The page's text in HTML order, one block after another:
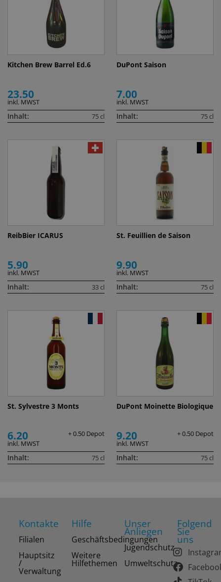
Kitchen Brew Barrel Ed.6
23.50
inkl. MWST
Inhalt: 75 cl
DuPont Saison
7.00
inkl. MWST
Inhalt: 75 cl
ReibBier ICARUS
5.90
inkl. MWST
Inhalt: 33 cl
St. Feuillien de Saison
9.90
inkl. MWST
Inhalt: 75 cl
St. Sylvestre 3 Monts
6.20
+ 0.50 Depot
inkl. MWST
Inhalt: 75 cl
DuPont Moinette Biologique
9.20
+ 0.50 Depot
inkl. MWST
Inhalt: 75 cl
Kontakte
Filialen
Hauptsitz
/
Verwaltung
Hilfe
Geschäftsbedingungen
Weitere
Hilfethemen
Unser
Anliegen
Jugendschutz
Umweltschutz
Folgend
Sie
uns